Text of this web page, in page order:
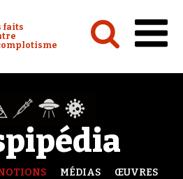
Watch :
faits
MÉDIAS ŒUVRES